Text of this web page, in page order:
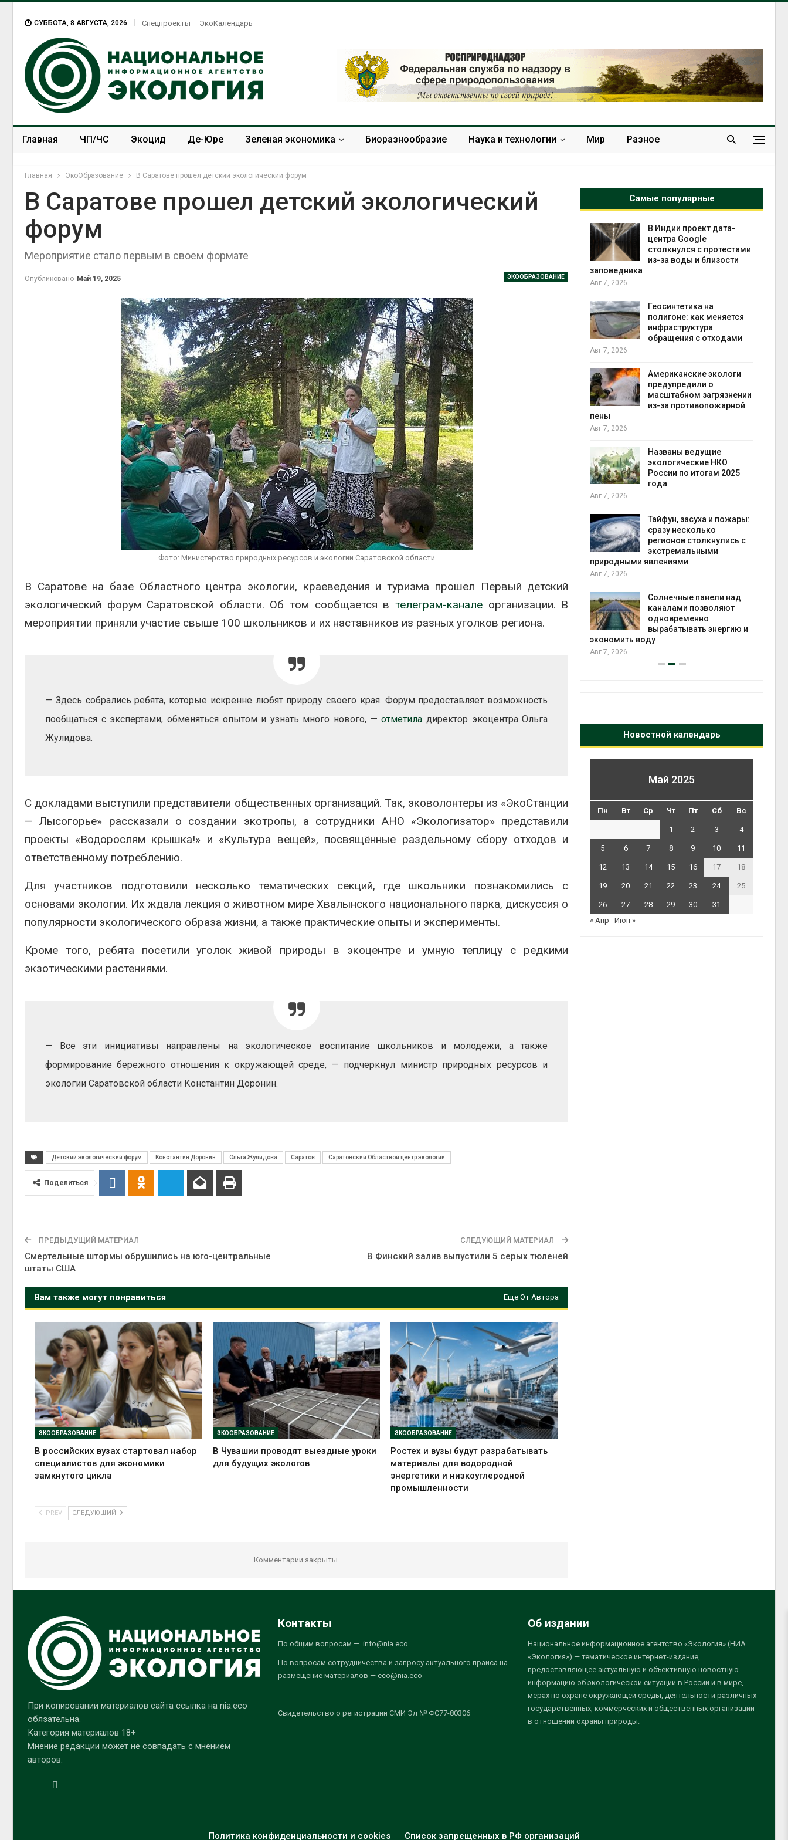
СУББОТА, 8 АВГУСТА, 2026 Спецпроекты ЭкоКалендарь
Главная ЧП/ЧС Экоцид Де-Юре Зеленая экономика Биоразнообразие Наука и технологии Мир Разное
Главная ЭкоОбразование В Саратове прошел детский экологический форум
В Саратове прошел детский экологический
форум
Мероприятие стало первым в своем формате
ЭКООБРАЗОВАНИЕ
Опубликовано Май 19, 2025
Фото: Министерство природных ресурсов и экологии Саратовской области
В Саратове на базе Областного центра экологии, краеведения и туризма прошел Первый детский
экологический форум Саратовской области. Об том сообщается в телеграм-каналеорганизации. В
мероприятии приняли участие свыше 100 школьников и их наставников из разных уголков региона.
— Здесь собрались ребята, которые искренне любят природу своего края. Форум предоставляет возможность
пообщаться с экспертами, обменяться опытом и узнать много нового, —отметила директор экоцентра Ольга
Жулидова.
С докладами выступили представители общественных организаций. Так, эковолонтеры из «ЭкоСтанции
— Лысогорье» рассказали о создании экотропы, а сотрудники АНО «Экологизатор» представили
проекты «Водорослям крышка!» и «Культура вещей», посвящённые раздельному сбору отходов и
ответственному потреблению.
Для участников подготовили несколько тематических секций, где школьники познакомились с
основами экологии. Их ждала лекция о животном мире Хвалынского национального парка, дискуссия о
популярности экологического образа жизни, а также практические опыты и эксперименты.
Кроме того, ребята посетили уголок живой природы в экоцентре и умную теплицу с редкими
экзотическими растениями.
— Все эти инициативы направлены на экологическое воспитание школьников и молодежи, а также
формирование бережного отношения к окружающей среде, — подчеркнул министр природных ресурсов и
экологии Саратовской области Константин Доронин.
Детский экологический форум Константин Доронин Ольга Жулидова Саратов Саратовский Областной центр экологии
Поделиться
ПРЕДЫДУЩИЙ МАТЕРИАЛ
Смертельные штормы обрушились на юго-центральные
штаты США
СЛЕДУЮЩИЙ МАТЕРИАЛ
В Финский залив выпустили 5 серых тюленей
Вам также могут понравиться Еще От Автора
ЭКООБРАЗОВАНИЕ
В российских вузах стартовал набор
специалистов для экономики
замкнутого цикла
ЭКООБРАЗОВАНИЕ
В Чувашии проводят выездные уроки
для будущих экологов
ЭКООБРАЗОВАНИЕ
Ростех и вузы будут разрабатывать
материалы для водородной
энергетики и низкоуглеродной
промышленности
PREV СЛЕДУЮЩИЙ
Комментарии закрыты.
Самые популярные
строительство мусорных
объектов и уборку
контейнерных площадок
Авг 7, 2026
Панамский канал вновь
ограничивает загрузку
судов из-за дефицита
пресной воды
Авг 6, 2026
В китайской провинции
Шэньси из-за паводков
эвакуировали более 140
тыс. человек
Авг 6, 2026
МЕГА и ВкусВилл
установили
экообменники для сбора
вторсырья
Авг 6, 2026
из воздуха с помощью
Авг 6, 2026
водохранилища Волги и
Камы в августе может
превысить норму почти в
полтора раза
Авг 7, 2026
Евросоюз потребовал
увеличить вложения в
защиту природы на фоне
Авг 7, 2026
Дом из старых шин
может обходиться без
кондиционера и почти
без отопления
Авг 7, 2026
Камчатские северные
олени набирают вес
перед осенней миграцией
Авг 7, 2026
Нижнего Новгорода
В Индии проект дата-
центра Google
столкнулся с протестами
из-за воды и близости
заповедника
Авг 7, 2026
Геосинтетика на
полигоне: как меняется
инфраструктура
обращения с отходами
Авг 7, 2026
Американские экологи
предупредили о
масштабном загрязнении
из-за противопожарной
пены
Авг 7, 2026
Названы ведущие
экологические НКО
России по итогам 2025
года
Авг 7, 2026
Тайфун, засуха и пожары:
сразу несколько
регионов столкнулись с
экстремальными
природными явлениями
Авг 7, 2026
Солнечные панели над
каналами позволяют
одновременно
вырабатывать энергию и
экономить воду
Авг 7, 2026
Новостной календарь
Май 2025
Пн Вт Ср Чт Пт Сб Вс
1 2 3 4
5 6 7 8 9 10 11
12 13 14 15 16 17 18
19 20 21 22 23 24 25
26 27 28 29 30
31
« Апр
Июн »
При копировании материалов сайта ссылка на nia.eco
обязательна.
Категория материалов 18+
Мнение редакции может не совпадать с мнением
авторов.
Контакты
По общим вопросам — info@nia.eco
По вопросам сотрудничества и запросу актуального прайса на
размещение материалов — eco@nia.eco
Свидетельство о регистрации СМИ Эл № ФС77-80306
Об издании
Национальное информационное агентство «Экология» (НИА
«Экология») — тематическое интернет-издание,
предоставляющее актуальную и объективную новостную
информацию об экологической ситуации в России и в мире,
мерах по охране окружающей среды, деятельности различных
государственных, коммерческих и общественных организаций
в отношении охраны природы.
Политика конфиденциальности и cookies Список запрещенных в РФ организаций